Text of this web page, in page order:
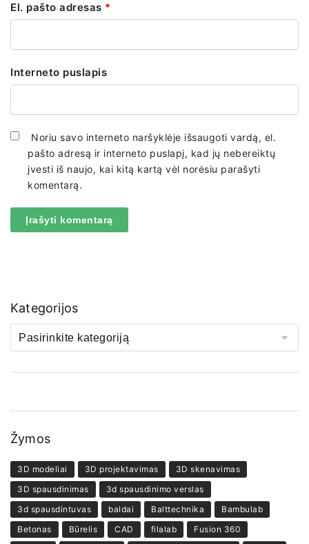
El. pašto adresas *
Interneto puslapis
Noriu savo interneto naršyklėje išsaugoti vardą, el.
pašto adresą ir interneto puslapį, kad jų nebereiktų
įvesti iš naujo, kai kitą kartą vėl norėsiu parašyti
komentarą.
Kategorijos
Žymos
3D modeliai 3D projektavimas
3D skenavimas
3D spausdinimas
3d spausdinimo verslas
3d spausdintuvas
baldai Balttechnika
Bambulab
Betonas
Būrelis CAD filalab
Fusion 360